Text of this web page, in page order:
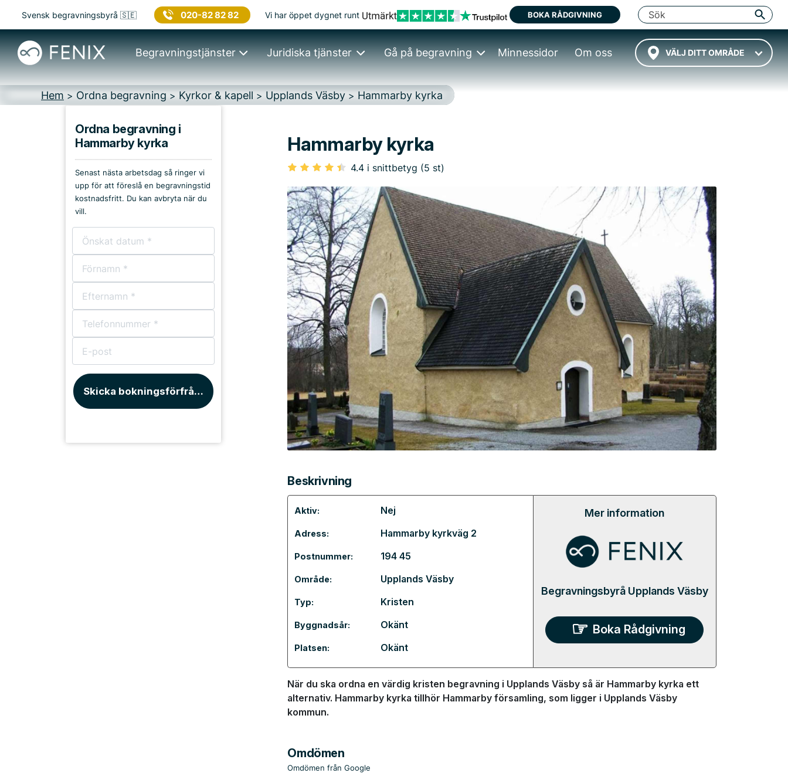
Svensk begravningsbyrå 🇸🇪 020-82 82 82 Vi har öppet dygnet runt BOKA RÅDGIVNING
VÄLJ DITT OMRÅDE
Begravningstjänster Juridiska tjänster Gå på begravning Minnessidor Om oss
Hem > Ordna begravning > Kyrkor & kapell > Upplands Väsby > Hammarby kyrka
Väsby
Kyrkor & kapell
Församlingshem
Bårhus
Ordna begravning i
Hammarby kyrka
Senast nästa arbetsdag så ringer vi
upp för att föreslå en begravningstid
kostnadsfritt. Du kan avbryta när du
vill.
Skicka bokningsförfrågan
Hammarby kyrka
4.4 i snittbetyg (5 st)
Beskrivning
Aktiv: Nej
Adress: Hammarby kyrkväg 2
Postnummer: 194 45
Område: Upplands Väsby
Typ: Kristen
Byggnadsår: Okänt
Platsen: Okänt
Mer information
Begravningsbyrå Upplands Väsby
Boka Rådgivning
När du ska ordna en värdig kristen begravning i Upplands Väsby så är Hammarby kyrka ett
alternativ. Hammarby kyrka tillhör Hammarby församling, som ligger i Upplands Väsby
kommun.
Omdömen
Omdömen från Google